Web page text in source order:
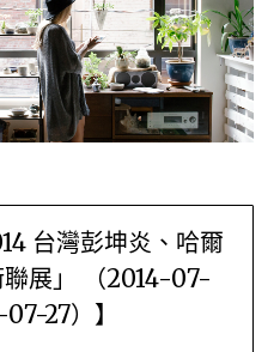
台灣彭坤炎、哈爾
展」 （2014-07-
27）】